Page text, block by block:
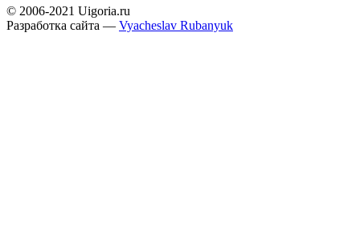
© 2006-2021 Uigoria.ru
Разработка сайта — Vyacheslav Rubanyuk